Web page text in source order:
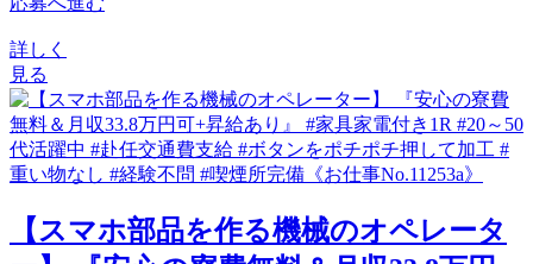
詳しく
見る
【スマホ部品を作る機械のオペレータ